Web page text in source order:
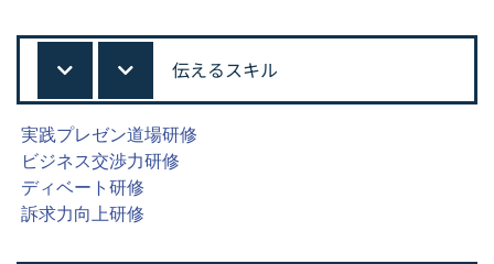
伝えるスキル
実践プレゼン道場研修
ビジネス交渉力研修
ディベート研修
訴求力向上研修